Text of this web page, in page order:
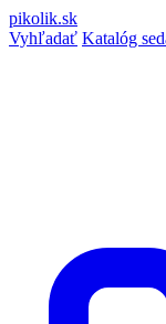
pikolik.sk
Vyhľadať Katalóg